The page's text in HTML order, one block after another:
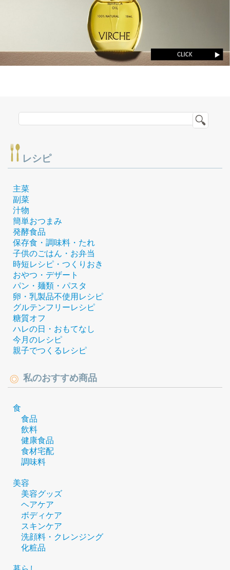
レシピ
主菜
副菜
汁物
簡単おつまみ
発酵食品
保存食・調味料・たれ
子供のごはん・お弁当
時短レシピ・つくりおき
おやつ・デザート
パン・麺類・パスタ
卵・乳製品不使用レシピ
グルテンフリーレシピ
糖質オフ
ハレの日・おもてなし
今月のレシピ
親子でつくるレシピ
私のおすすめ商品
食
食品
飲料
健康食品
食材宅配
調味料
美容
美容グッズ
ヘアケア
ボディケア
スキンケア
洗顔料・クレンジング
化粧品